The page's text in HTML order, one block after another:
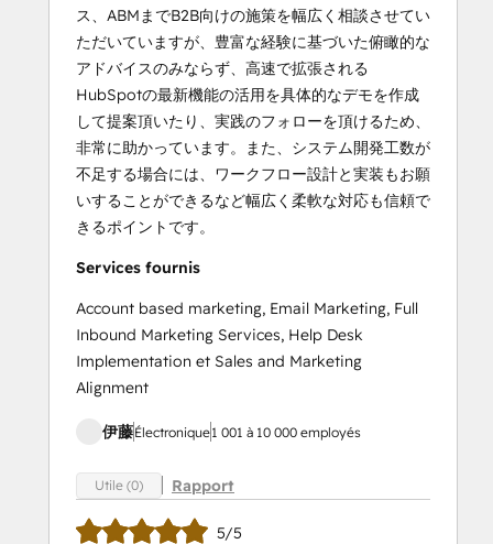
ス、ABMまでB2B向けの施策を幅広く相談させてい
ただいていますが、豊富な経験に基づいた俯瞰的な
アドバイスのみならず、高速で拡張される
HubSpotの最新機能の活用を具体的なデモを作成
して提案頂いたり、実践のフォローを頂けるため、
非常に助かっています。また、システム開発工数が
不足する場合には、ワークフロー設計と実装もお願
いすることができるなど幅広く柔軟な対応も信頼で
きるポイントです。
Services fournis
Account based marketing, Email Marketing, Full
Inbound Marketing Services, Help Desk
Implementation et Sales and Marketing
Alignment
伊藤Électronique1 001 à 10 000 employés
Utile (0) Rapport
5/5